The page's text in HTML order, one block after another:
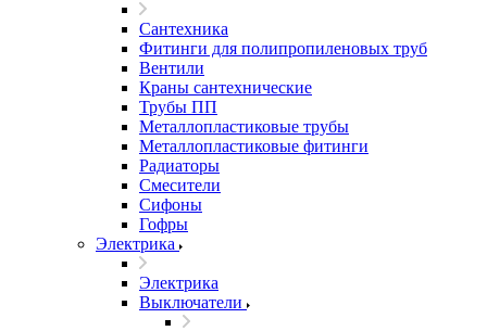
Сантехника
Фитинги для полипропиленовых труб
Вентили
Краны сантехнические
Трубы ПП
Металлопластиковые трубы
Металлопластиковые фитинги
Радиаторы
Смесители
Сифоны
Гофры
Электрика
Электрика
Выключатели